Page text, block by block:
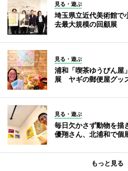
見る・遊ぶ
埼玉県立近代美術館
去最大規模の回顧展
見る・遊ぶ
浦和「喫茶ゆうびん屋
展 ヤギの郵便屋グッ
見る・遊ぶ
毎日欠かさず動物を描
優翔さん、北浦和で個
もっと見る